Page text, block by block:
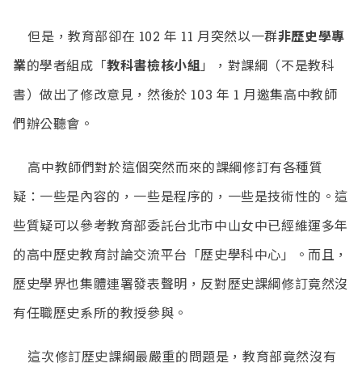
但是，教育部卻在 102 年 11 月突然以一群非歷史學專
業的學者組成「教科書檢核小組 」，對課綱（不是教科
書）做出了修改意見，然後於 103 年 1 月邀集高中教師
們辦公聽會。
高中教師們對於這個突然而來的課綱修訂有各種質
疑：一些是內容的，一些是程序的，一些是技術性的。這
些質疑可以參考教育部委託台北市中山女中已經維運多年
的高中歷史教育討論交流平台「歷史學科中心」。而且，
歷史學界也集體連署發表聲明，反對歷史課綱修訂竟然沒
有任職歷史系所的教授參與。
這次修訂歷史課綱最嚴重的問題是，教育部竟然沒有